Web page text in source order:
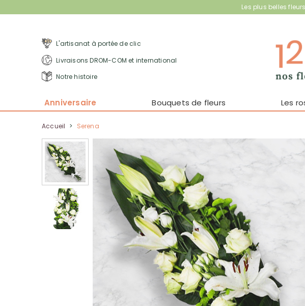
Les plus belles
L'artisanat à portée de clic
Livraisons DROM-COM et international
Notre histoire
Anniversaire Bouquets de fleurs Les
Accueil > Serena